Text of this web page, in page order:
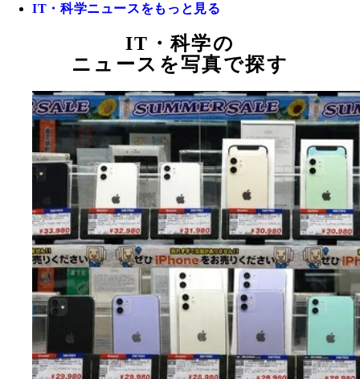
IT・科学ニュースをもっと見る
IT・科学の
ニュースを写真で探す